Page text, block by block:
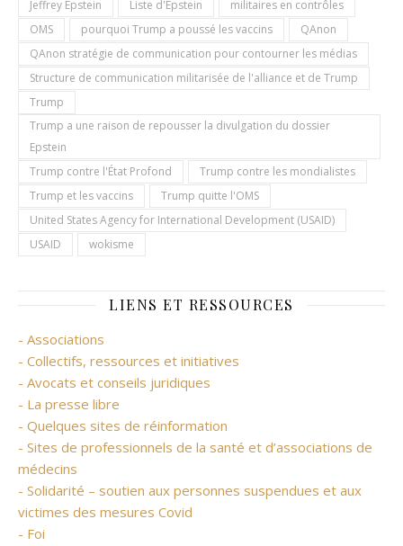
Jeffrey Epstein
Liste d'Epstein
militaires en contrôles
OMS
pourquoi Trump a poussé les vaccins
QAnon
QAnon stratégie de communication pour contourner les médias
Structure de communication militarisée de l'alliance et de Trump
Trump
Trump a une raison de repousser la divulgation du dossier
Epstein
Trump contre l'État Profond
Trump contre les mondialistes
Trump et les vaccins
Trump quitte l'OMS
United States Agency for International Development (USAID)
USAID
wokisme
LIENS ET RESSOURCES
- Associations
- Collectifs, ressources et initiatives
- Avocats et conseils juridiques
- La presse libre
- Quelques sites de réinformation
- Sites de professionnels de la santé et d’associations de
médecins
- Solidarité – soutien aux personnes suspendues et aux
victimes des mesures Covid
- Foi